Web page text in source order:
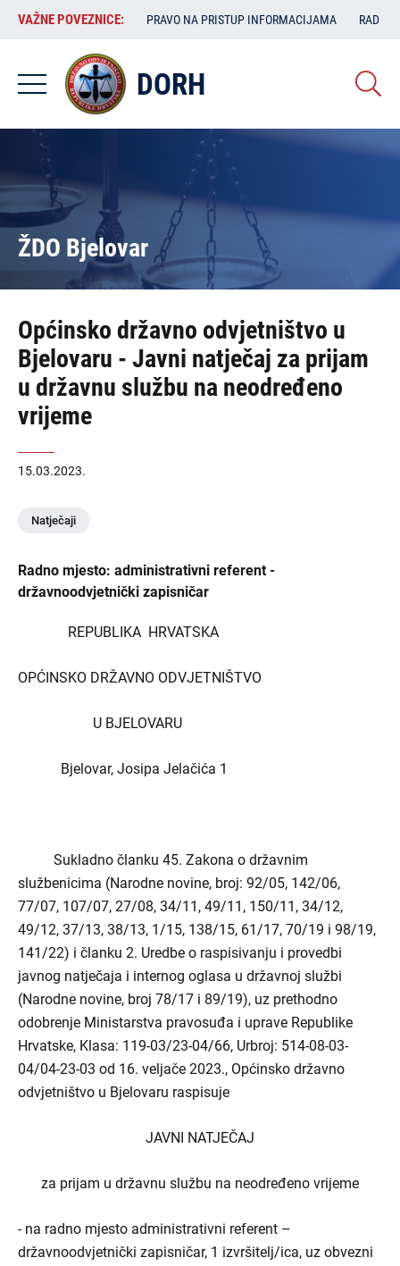
Skoči
sadržaj
VAŽNE
POVEZNICE:
VAŽNE POVEZNICE: PRAVO NA PRISTUP INFORMACIJAMA RAD
DORH
ŽDO Bjelovar
Općinsko državno odvjetništvo u
Bjelovaru - Javni natječaj za prijam
u državnu službu na neodređeno
vrijeme
15.03.2023.
Natječaji
Radno mjesto: administrativni referent -
državnoodvjetnički zapisničar
REPUBLIKA HRVATSKA
OPĆINSKO DRŽAVNO ODVJETNIŠTVO
U BJELOVARU
Bjelovar, Josipa Jelačića 1
Sukladno članku 45. Zakona o državnim
službenicima (Narodne novine, broj: 92/05, 142/06,
77/07, 107/07, 27/08, 34/11, 49/11, 150/11, 34/12,
49/12, 37/13, 38/13, 1/15, 138/15, 61/17, 70/19 i 98/19,
141/22) i članku 2. Uredbe o raspisivanju i provedbi
javnog natječaja i internog oglasa u državnoj službi
(Narodne novine, broj 78/17 i 89/19), uz prethodno
odobrenje Ministarstva pravosuđa i uprave Republike
Hrvatske, Klasa: 119-03/23-04/66, Urbroj: 514-08-03-
04/04-23-03 od 16. veljače 2023., Općinsko državno
odvjetništvo u Bjelovaru raspisuje
JAVNI NATJEČAJ
za prijam u državnu službu na neodređeno vrijeme
- na radno mjesto administrativni referent –
državnoodvjetnički zapisničar, 1 izvršitelj/ica, uz obvezni